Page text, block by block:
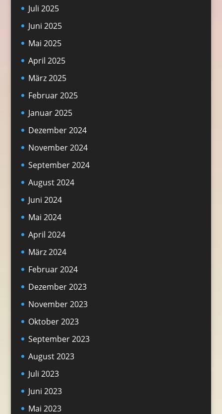
Juli 2025
Juni 2025
Mai 2025
April 2025
März 2025
Februar 2025
Januar 2025
Dezember 2024
November 2024
September 2024
August 2024
Juni 2024
Mai 2024
April 2024
März 2024
Februar 2024
Dezember 2023
November 2023
Oktober 2023
September 2023
August 2023
Juli 2023
Juni 2023
Mai 2023